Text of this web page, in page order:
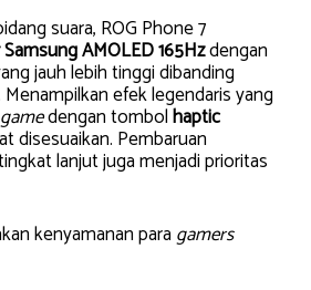
suara, ROG Phone 7
AMOLED 165Hzdengan
jauh lebih tinggi dibanding
efek legendaris yang
gamedengan tombolhaptic
disesuaikan. Pembaruan
lanjut juga menjadi prioritas
kenyamanan para gamers